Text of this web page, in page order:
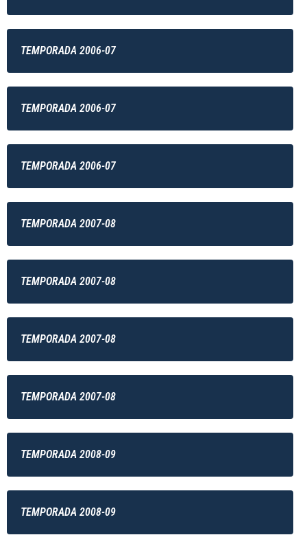
TEMPORADA 2006-07
TEMPORADA 2006-07
TEMPORADA 2006-07
TEMPORADA 2007-08
TEMPORADA 2007-08
TEMPORADA 2007-08
TEMPORADA 2007-08
TEMPORADA 2008-09
TEMPORADA 2008-09